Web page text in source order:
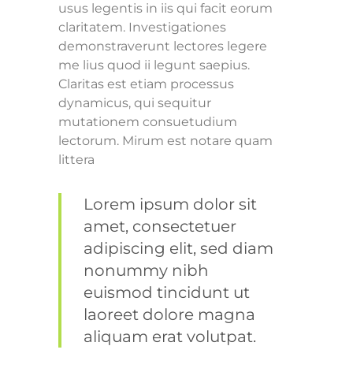
usus legentis in iis qui facit eorum
claritatem. Investigationes
demonstraverunt lectores legere
me lius quod ii legunt saepius.
Claritas est etiam processus
dynamicus, qui sequitur
mutationem consuetudium
lectorum. Mirum est notare quam
littera
Lorem ipsum dolor sit
amet, consectetuer
adipiscing elit, sed diam
nonummy nibh
euismod tincidunt ut
laoreet dolore magna
aliquam erat volutpat.